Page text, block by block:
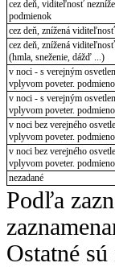
cez deň, viditeľnosť
podmienok
cez deň, znížená
cez deň, znížená
(hmla, sneženie, dážď ...)
v noci - s verejným
vplyvom poveter.
v noci - s verejným
vplyvom poveter.
v noci bez verejného
vplyvom poveter.
v noci bez verejného
vplyvom poveter.
nezadané
Podľa
Ostatné